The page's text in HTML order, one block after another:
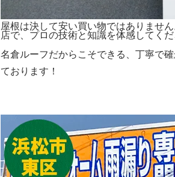
屋根は決して安い買い物ではありませ
店で、プロの技術と知識を体感してく
名倉ルーフだからこそできる、丁寧で
ております！